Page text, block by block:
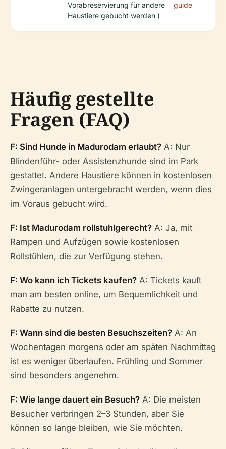
Vorabreservierung für andere
Haustiere gebucht werden (
guide
Häufig gestellte
Fragen (FAQ)
F: Sind Hunde in Madurodam erlaubt? A: Nur
Blindenführ- oder Assistenzhunde sind im Park
gestattet. Andere Haustiere können in kostenlosen
Zwingeranlagen untergebracht werden, wenn dies
im Voraus gebucht wird.
F: Ist Madurodam rollstuhlgerecht? A: Ja, mit
Rampen und Aufzügen sowie kostenlosen
Rollstühlen, die zur Verfügung stehen.
F: Wo kann ich Tickets kaufen? A: Tickets kauft
man am besten online, um Bequemlichkeit und
Rabatte zu nutzen.
F: Wann sind die besten Besuchszeiten? A: An
Wochentagen morgens oder am späten Nachmittag
ist es weniger überlaufen. Frühling und Sommer
sind besonders angenehm.
F: Wie lange dauert ein Besuch? A: Die meisten
Besucher verbringen 2–3 Stunden, aber Sie
können so lange bleiben, wie Sie möchten.